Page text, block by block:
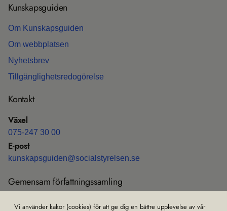
Vi använder kakor (cookies) för att ge dig en bättre upplevelse av vår
Kun­skaps­gui­den
Om Kun­skaps­gui­den
Om webb­plat­sen
Nyhets­b­rev
Till­gäng­lig­hets­re­do­gö­relse
Kon­takt
Växel
075-247 30 00
E-post
kun­skaps­gui­den@soci­al­sty­rel­sen.se
Gemen­sam för­fatt­nings­sam­ling
Före­skrif­ter och all­männa råd (HSLF-FS)